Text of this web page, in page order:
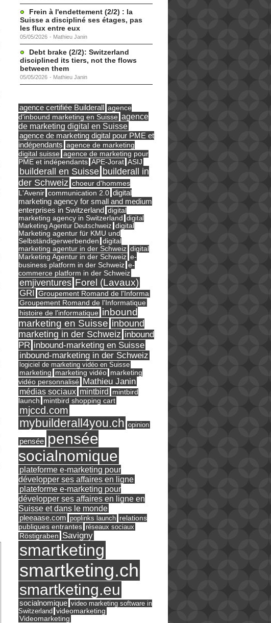
Frein à l'endettement (2/2) : la
Suisse a discipliné ses étages, pas
les flux entre eux
05/05/2026 - Mathieu Janin
Debt brake (2/2): Switzerland
disciplined its tiers, not the flows
between them
05/05/2026 - Mathieu Janin
agence certifiée Builderall
agence
d'inbound marketing en Suisse agence
de marketing digital en Suisse
agence de marketing digital pour PME et
indépendants agence de marketing
digital suisse agence de marketing pour
PME et indépendants APE-Jorat ASIJ
builderall en Suisse builderall in
der Schweiz choeur d'hommes
L'Avenir communication 2.0 digital
marketing agency for small and medium
enterprises in Switzerland digital
marketing agency in Switzerland digital
Marketing Agentur Deutschweiz digital
Marketing agentur für KMU und
Selbständigerwerbenden digital
marketing agentur in der Schweiz digital
Marketing Agentur in der Schweiz e-
business platform in der Schweiz e-
commerce platform in der Schweiz
emjiventures Forel (Lavaux)
GRI Groupement Romand de l'Informa
Groupement Romand de l'Informatique
histoire de l'informatique inbound
marketing en Suisse inbound
marketing in der Schweiz inbound
PR inbound-marketing en Suisse
inbound-marketing in der Schweiz
logiciel de marketing vidéo en Suisse
marketing marketing vidéo marketing
vidéo personnalisé Mathieu Janin
médias sociaux mintbird
mintbird
launch mintbird shopping cart
mjccd.com
mybuilderall4you.ch opinion
pensée pensée
socialnomique
plateforme e-marketing pour
développer ses affaires en ligne
plateforme e-marketing pour
développer ses affaires en ligne en
Suisse et dans le monde
pleeaase.com poplinks launch relations
publiques entrantes réseaux sociaux
Röstigraben Savigny
smartketing
smartketing.ch
smartketing.eu
socialnomique video marketing software in
Switzerland videomarketing
Videomarketing